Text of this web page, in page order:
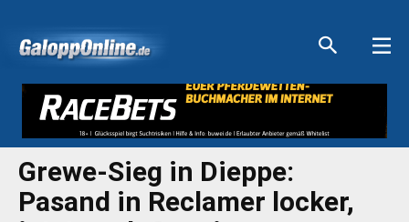
Grewe-Sieg in Dieppe:
Pasand in Reclamer locker,